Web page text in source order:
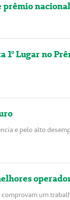
prêmio nacional
1º Lugar no
e pelo alto
um